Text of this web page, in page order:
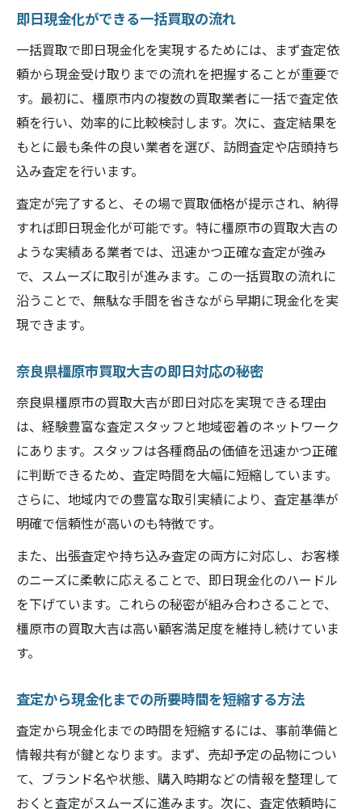
即日現金化ができる一括買取の流れ
一括買取で即日現金化を実現するためには、まず査定依
頼から現金受け取りまでの流れを把握することが重要で
す。最初に、橿原市内の複数の買取業者に一括で査定依
頼を行い、効率的に比較検討します。次に、査定結果を
もとに最も条件の良い業者を選び、訪問査定や店頭持ち
込み査定を行います。
査定が完了すると、その場で買取価格が提示され、納得
すれば即日現金化が可能です。特に橿原市の買取大吉の
ような実績ある業者では、迅速かつ正確な査定が強み
で、スムーズに取引が進みます。この一括買取の流れに
沿うことで、無駄な手間を省きながら早期に現金化を実
現できます。
奈良県橿原市買取大吉の即日対応の秘密
奈良県橿原市の買取大吉が即日対応を実現できる理由
は、経験豊富な査定スタッフと地域密着のネットワーク
にあります。スタッフは各種商品の価値を迅速かつ正確
に判断できるため、査定時間を大幅に短縮しています。
さらに、地域内での豊富な取引実績により、査定基準が
明確で信頼性が高いのも特徴です。
また、出張査定や持ち込み査定の両方に対応し、お客様
のニーズに柔軟に応えることで、即日現金化のハードル
を下げています。これらの秘密が組み合わさることで、
橿原市の買取大吉は高い顧客満足度を維持し続けていま
す。
査定から現金化までの所要時間を短縮する方法
査定から現金化までの時間を短縮するには、事前準備と
情報共有が鍵となります。まず、売却予定の品物につい
て、ブランド名や状態、購入時期などの情報を整理して
おくと査定がスムーズに進みます。次に、査定依頼時に